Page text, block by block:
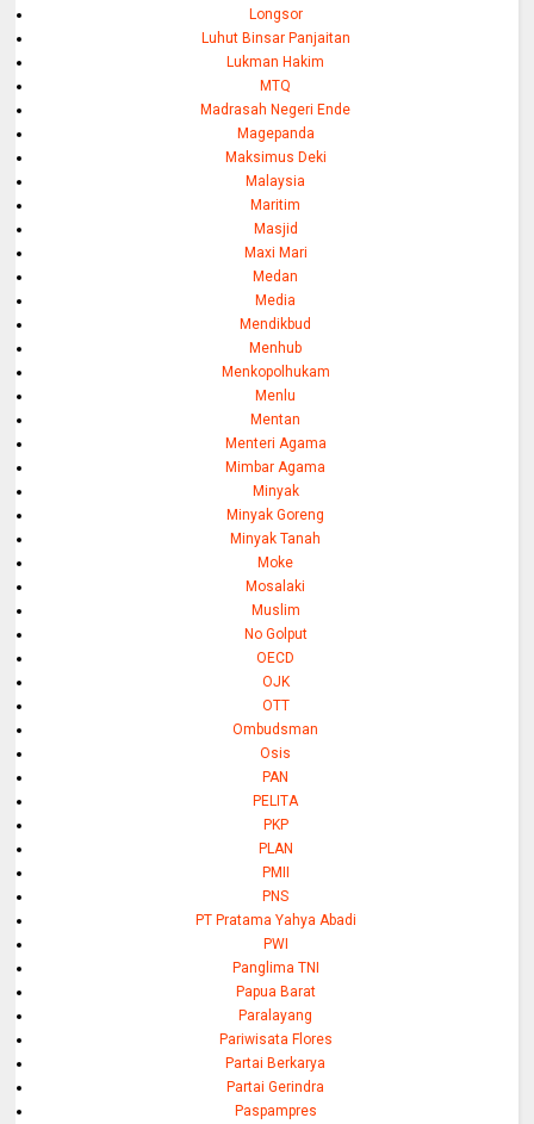
Longsor
Luhut Binsar Panjaitan
Lukman Hakim
MTQ
Madrasah Negeri Ende
Magepanda
Maksimus Deki
Malaysia
Maritim
Masjid
Maxi Mari
Medan
Media
Mendikbud
Menhub
Menkopolhukam
Menlu
Mentan
Menteri Agama
Mimbar Agama
Minyak
Minyak Goreng
Minyak Tanah
Moke
Mosalaki
Muslim
No Golput
OECD
OJK
OTT
Ombudsman
Osis
PAN
PELITA
PKP
PLAN
PMII
PNS
PT Pratama Yahya Abadi
PWI
Panglima TNI
Papua Barat
Paralayang
Pariwisata Flores
Partai Berkarya
Partai Gerindra
Paspampres